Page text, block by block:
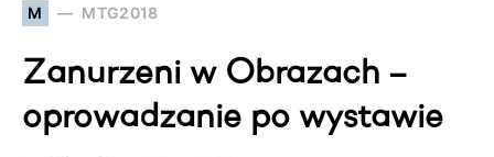
M MTG2018
Zanurzeni w Obrazach –
oprowadzanie po wystawie